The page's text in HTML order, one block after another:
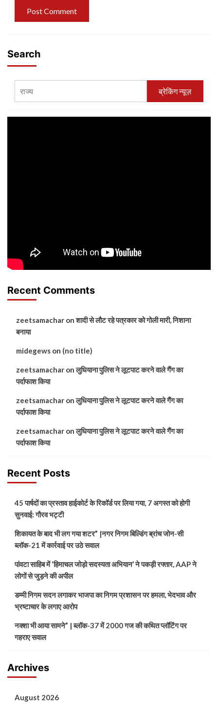
Search
ब्रेकिंग न्यूज़
Recent Comments
zeetsamachar onशादी से लौट रहे पत्रकार को गोली मारी, निशाना
बनाया
midegews on (no title)
zeetsamachar onलुधियाना पुलिस ने लूटपाट करने वाले गैंग का
पर्दाफाश किया
zeetsamachar onलुधियाना पुलिस ने लूटपाट करने वाले गैंग का
पर्दाफाश किया
zeetsamachar onलुधियाना पुलिस ने लूटपाट करने वाले गैंग का
पर्दाफाश किया
Recent Posts
45 पार्षदों का प्रस्ताव हाईकोर्ट के रिकॉर्ड पर लिया गया, 7 अगस्त को होगी
सुनवाई: गौरव भट्टी
शिकायत के बाद भी लग गया शटर” |नगर निगम बिल्डिंग ब्रांच जोन-सी
ब्लॉक-21 में कार्रवाई पर उठे सवाल
पांवटा साहिब में ‘हिमाचल जोड़ो सदस्यता अभियान’ ने पकड़ी रफ्तार, AAP ने
लोगों से जुड़ने की अपील
डम्मी निगम सदन लगाकर भाजपा का निगम प्रशासन पर हमला, भेदभाव और
भ्रष्टाचार के लगाए आरोप
नक्शा भी आया सामने” | ब्लॉक-37 में 2000 गज की कथित प्लॉटिंग पर
गहराए सवाल
Archives
August 2026